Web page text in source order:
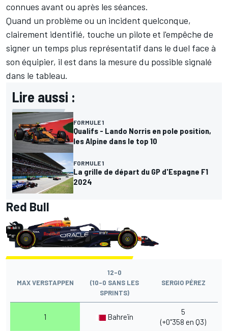
connues avant ou après les séances.
Quand un problème ou un incident quelconque,
clairement identifié, touche un pilote et l'empêche de
signer un temps plus représentatif dans le duel face à
son équipier, il est dans la mesure du possible signalé
dans le tableau.
Lire aussi :
FORMULE 1
Qualifs - Lando Norris en pole position,
les Alpine dans le top 10
FORMULE 1
La grille de départ du GP d'Espagne F1
2024
Red Bull
MAX VERSTAPPEN
12-0
(10-0 SANS LES
SPRINTS)
SERGIO PÉREZ
1 Bahreïn
5
(+0"358 en Q3)